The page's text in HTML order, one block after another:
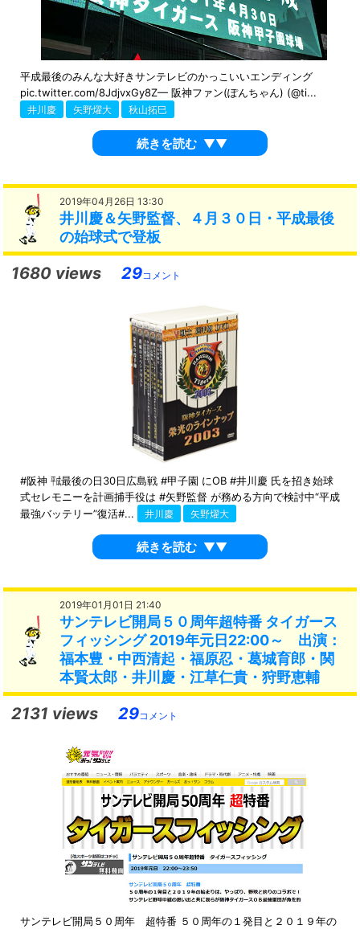
平成最後のみんな大好きサンテレビのかっこいいエンディング
pic.twitter.com/8JdjvxGy8Z— 阪神ファン(ぽんちゃん) (@ti...
井川慶 矢野燿大 秋山拓巳
続きを読む ▼▼
2019年04月26日 13:30
井川慶＆矢野監督、４月３０日・平成最後
の始球式で登板
1680 views 29コメント
#阪神 ㍻最後の日30日広島戦 #甲子園 にOB #井川慶 氏を招き始球
式セレモニーを計画捕手役は #矢野監督 が務める方向で検討中“平成
最強バッテリー”復活#...
井川慶 矢野燿大
続きを読む ▼▼
2019年01月01日 21:40
サンテレビ開局５０周年超特番 タイガース
フィッシング 2019年元日22:00～ 出演：
福本豊・中西清起・福原忍・葛城育郎・関
本賢太郎・井川慶・江草仁貴・狩野恵輔
2131 views 29コメント
サンテレビ開局５０周年 超特番 ５０周年の１発目と２０１９年の